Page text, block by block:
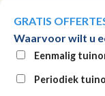
GRATIS
Waarvoor wilt u
Eenmalig
Periodiek